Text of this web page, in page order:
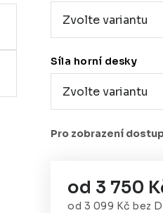
Síla horní desky
od 3 750
od 3 099 Kč bez